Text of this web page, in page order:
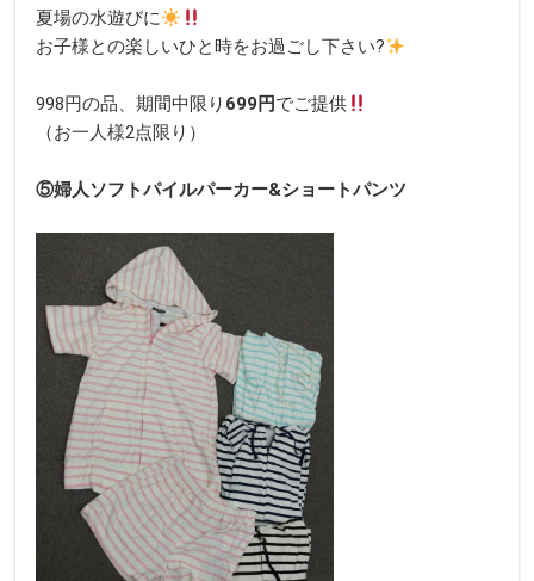
夏場の水遊びに
お子様との楽しいひと時をお過ごし下さい?
998円の品、期間中限り 699円でご提供
（お一人様2点限り）
⑤婦人ソフトパイルパーカー&ショートパンツ